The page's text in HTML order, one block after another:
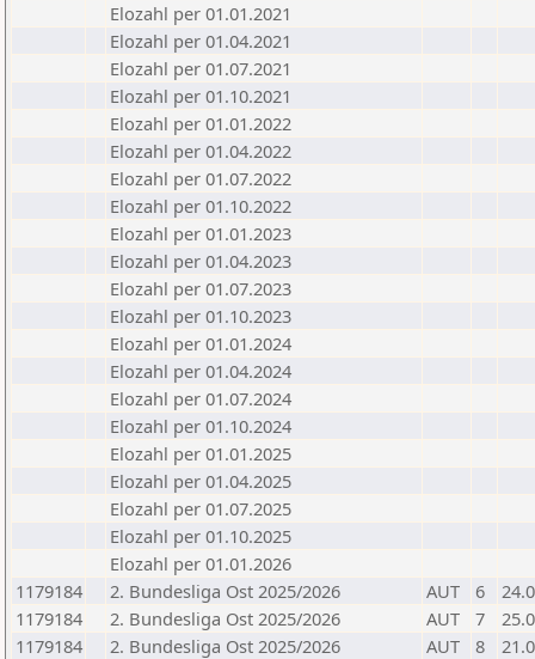
Elozahl per 01.01.2021
Elozahl per 01.04.2021
Elozahl per 01.07.2021
Elozahl per 01.10.2021
Elozahl per 01.01.2022
Elozahl per 01.04.2022
Elozahl per 01.07.2022
Elozahl per 01.10.2022
Elozahl per 01.01.2023
Elozahl per 01.04.2023
Elozahl per 01.07.2023
Elozahl per 01.10.2023
Elozahl per 01.01.2024
Elozahl per 01.04.2024
Elozahl per 01.07.2024
Elozahl per 01.10.2024
Elozahl per 01.01.2025
Elozahl per 01.04.2025
Elozahl per 01.07.2025
Elozahl per 01.10.2025
Elozahl per 01.01.2026
1179184
2. Bundesliga Ost 2025/2026 AUT 6
1179184
2. Bundesliga Ost 2025/2026 AUT 7
1179184
2. Bundesliga Ost 2025/2026 AUT 8